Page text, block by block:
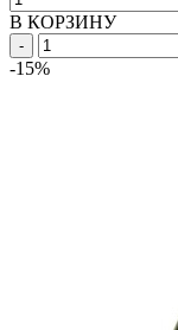
В КОРЗИНУ
-
-15%